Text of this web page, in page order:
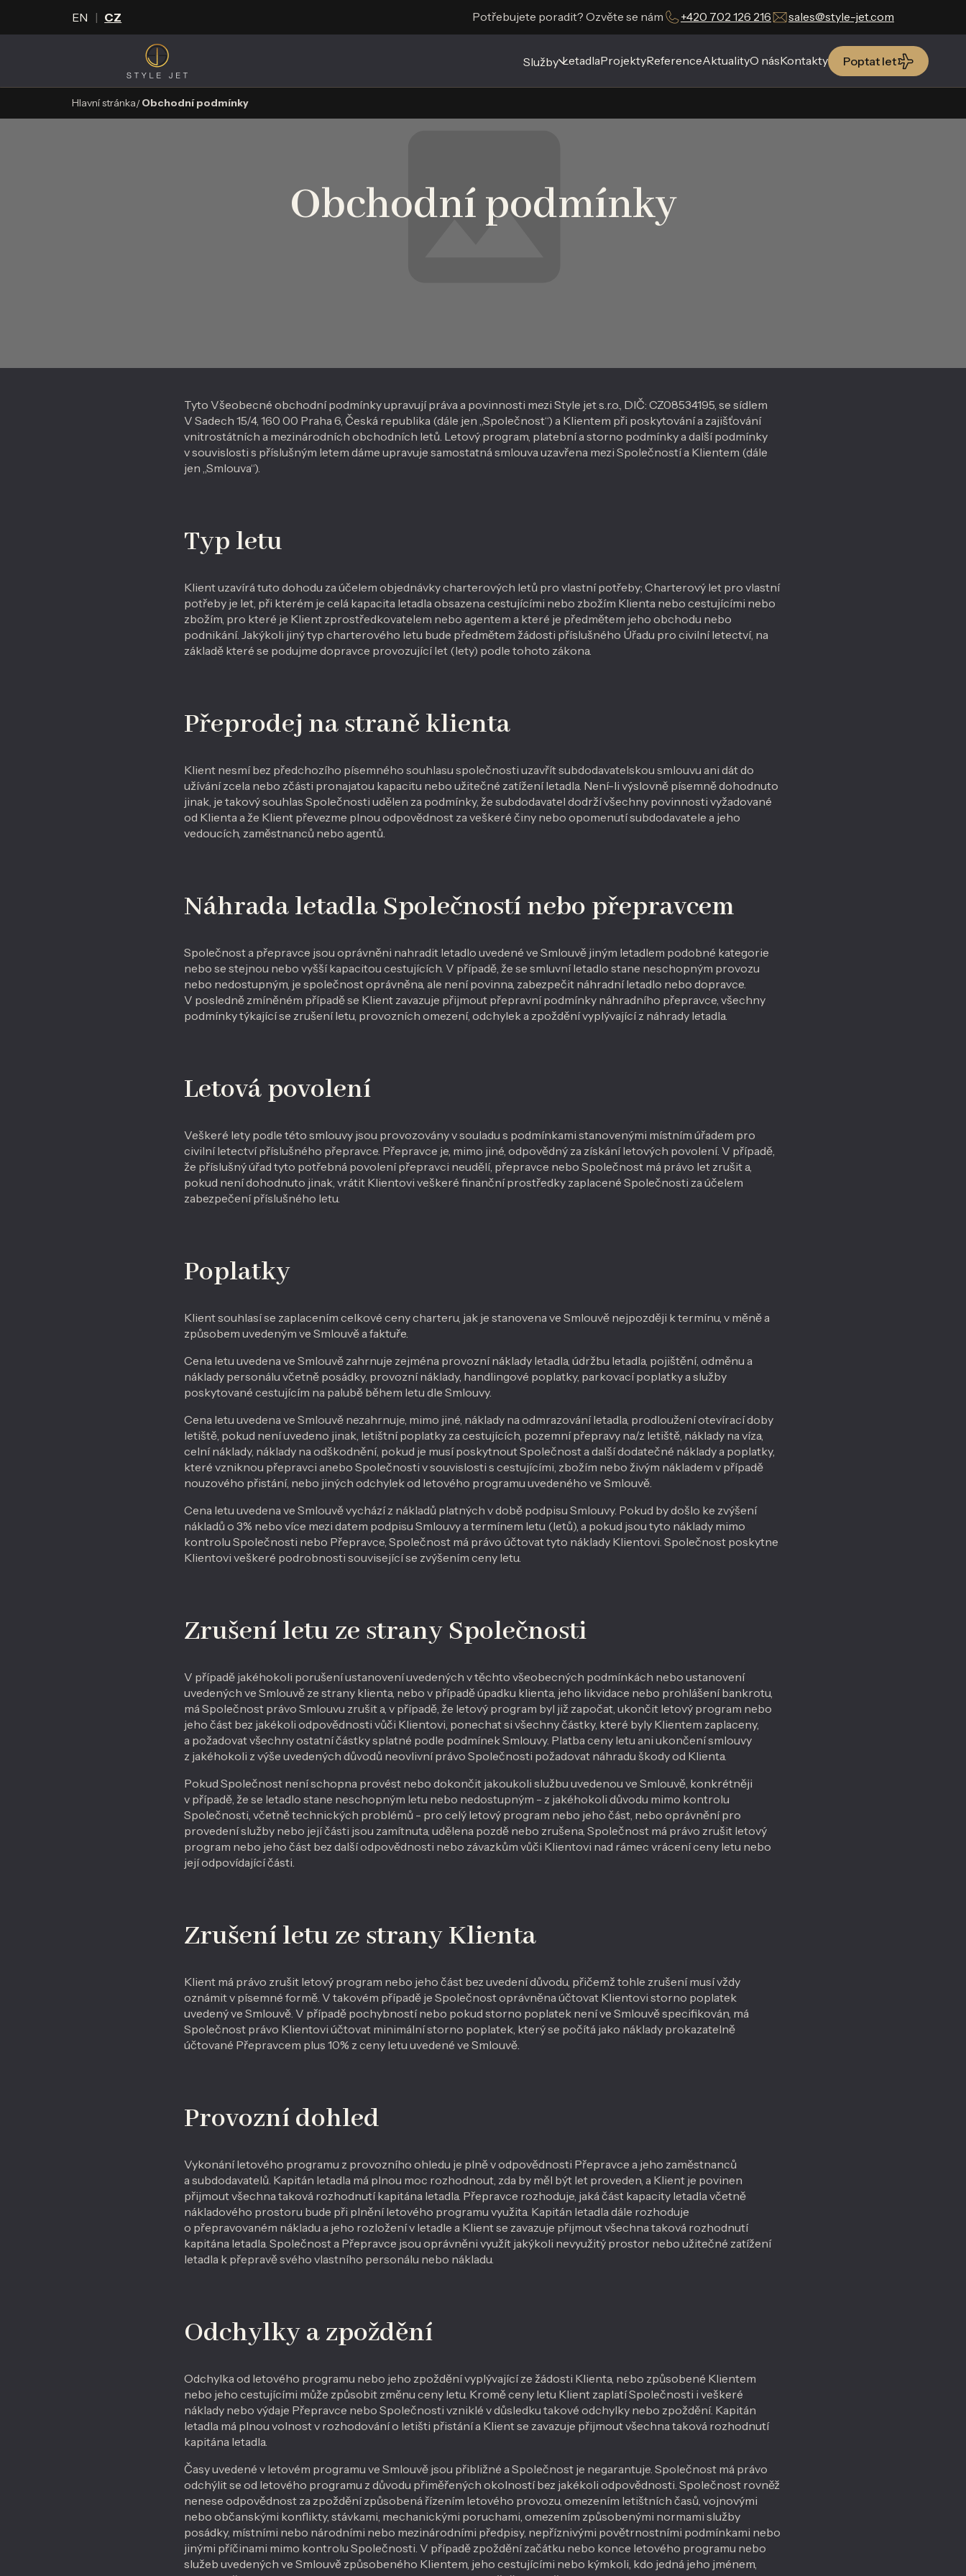
CZ
EN Potřebujete poradit? Ozvěte se nám +420 702 126 216 sales@style-jet.com
Služby LetadlaProjektyReferenceAktualityO násKontakty Poptat let
Hlavní stránka Obchodní podmínky
Obchodní podmínky
Tyto Všeobecné obchodní podmínky upravují práva a povinnosti mezi Style jet s.r.o., DIČ: CZ08534195, se sídlem
V Sadech 15/4, 160 00 Praha 6, Česká republika (dále jen „Společnost“) a Klientem při poskytování a zajišťování
vnitrostátních a mezinárodních obchodních letů. Letový program, platební a storno podmínky a další podmínky
v souvislosti s příslušným letem dáme upravuje samostatná smlouva uzavřena mezi Společností a Klientem (dále
jen „Smlouva“).
Typ letu
Klient uzavírá tuto dohodu za účelem objednávky charterových letů pro vlastní potřeby; Charterový let pro vlastní
potřeby je let, při kterém je celá kapacita letadla obsazena cestujícími nebo zbožím Klienta nebo cestujícími nebo
zbožím, pro které je Klient zprostředkovatelem nebo agentem a které je předmětem jeho obchodu nebo
podnikání. Jakýkoli jiný typ charterového letu bude předmětem žádosti příslušného Úřadu pro civilní letectví, na
základě které se podujme dopravce provozující let (lety) podle tohoto zákona.
Přeprodej na straně klienta
Klient nesmí bez předchozího písemného souhlasu společnosti uzavřít subdodavatelskou smlouvu ani dát do
užívání zcela nebo zčásti pronajatou kapacitu nebo užitečné zatížení letadla. Není-li výslovně písemně dohodnuto
jinak, je takový souhlas Společnosti udělen za podmínky, že subdodavatel dodrží všechny povinnosti vyžadované
od Klienta a že Klient převezme plnou odpovědnost za veškeré činy nebo opomenutí subdodavatele a jeho
vedoucích, zaměstnanců nebo agentů.
Náhrada letadla Společností nebo přepravcem
Společnost a přepravce jsou oprávněni nahradit letadlo uvedené ve Smlouvě jiným letadlem podobné kategorie
nebo se stejnou nebo vyšší kapacitou cestujících. V případě, že se smluvní letadlo stane neschopným provozu
nebo nedostupným, je společnost oprávněna, ale není povinna, zabezpečit náhradní letadlo nebo dopravce.
V posledně zmíněném případě se Klient zavazuje přijmout přepravní podmínky náhradního přepravce, všechny
podmínky týkající se zrušení letu, provozních omezení, odchylek a zpoždění vyplývající z náhrady letadla.
Letová povolení
Veškeré lety podle této smlouvy jsou provozovány v souladu s podmínkami stanovenými místním úřadem pro
civilní letectví příslušného přepravce. Přepravce je, mimo jiné, odpovědný za získání letových povolení. V případě,
že příslušný úřad tyto potřebná povolení přepravci neudělí, přepravce nebo Společnost má právo let zrušit a,
pokud není dohodnuto jinak, vrátit Klientovi veškeré finanční prostředky zaplacené Společnosti za účelem
zabezpečení příslušného letu.
Poplatky
Klient souhlasí se zaplacením celkové ceny charteru, jak je stanovena ve Smlouvě nejpozději k termínu, v měně a
způsobem uvedeným ve Smlouvě a faktuře.
Cena letu uvedena ve Smlouvě zahrnuje zejména provozní náklady letadla, údržbu letadla, pojištění, odměnu a
náklady personálu včetně posádky, provozní náklady, handlingové poplatky, parkovací poplatky a služby
poskytované cestujícím na palubě během letu dle Smlouvy.
Cena letu uvedena ve Smlouvě nezahrnuje, mimo jiné, náklady na odmrazování letadla, prodloužení otevírací doby
letiště, pokud není uvedeno jinak, letištní poplatky za cestujících, pozemní přepravy na/z letiště, náklady na víza,
celní náklady, náklady na odškodnění, pokud je musí poskytnout Společnost a další dodatečné náklady a poplatky,
které vzniknou přepravci anebo Společnosti v souvislosti s cestujícími, zbožím nebo živým nákladem v případě
nouzového přistání, nebo jiných odchylek od letového programu uvedeného ve Smlouvě.
Cena letu uvedena ve Smlouvě vychází z nákladů platných v době podpisu Smlouvy. Pokud by došlo ke zvýšení
nákladů o 3% nebo více mezi datem podpisu Smlouvy a termínem letu (letů), a pokud jsou tyto náklady mimo
kontrolu Společnosti nebo Přepravce, Společnost má právo účtovat tyto náklady Klientovi. Společnost poskytne
Klientovi veškeré podrobnosti související se zvýšením ceny letu.
Zrušení letu ze strany Společnosti
V případě jakéhokoli porušení ustanovení uvedených v těchto všeobecných podmínkách nebo ustanovení
uvedených ve Smlouvě ze strany klienta, nebo v případě úpadku klienta, jeho likvidace nebo prohlášení bankrotu,
má Společnost právo Smlouvu zrušit a, v případě, že letový program byl již započat, ukončit letový program nebo
jeho část bez jakékoli odpovědnosti vůči Klientovi, ponechat si všechny částky, které byly Klientem zaplaceny,
a požadovat všechny ostatní částky splatné podle podmínek Smlouvy. Platba ceny letu ani ukončení smlouvy
z jakéhokoli z výše uvedených důvodů neovlivní právo Společnosti požadovat náhradu škody od Klienta.
Pokud Společnost není schopna provést nebo dokončit jakoukoli službu uvedenou ve Smlouvě, konkrétněji
v případě, že se letadlo stane neschopným letu nebo nedostupným - z jakéhokoli důvodu mimo kontrolu
Společnosti, včetně technických problémů - pro celý letový program nebo jeho část, nebo oprávnění pro
provedení služby nebo její části jsou zamítnuta, udělena pozdě nebo zrušena, Společnost má právo zrušit letový
program nebo jeho část bez další odpovědnosti nebo závazkům vůči Klientovi nad rámec vrácení ceny letu nebo
její odpovídající části.
Zrušení letu ze strany Klienta
Klient má právo zrušit letový program nebo jeho část bez uvedení důvodu, přičemž tohle zrušení musí vždy
oznámit v písemné formě. V takovém případě je Společnost oprávněna účtovat Klientovi storno poplatek
uvedený ve Smlouvě. V případě pochybností nebo pokud storno poplatek není ve Smlouvě specifikován, má
Společnost právo Klientovi účtovat minimální storno poplatek, který se počítá jako náklady prokazatelně
účtované Přepravcem plus 10% z ceny letu uvedené ve Smlouvě.
Provozní dohled
Vykonání letového programu z provozního ohledu je plně v odpovědnosti Přepravce a jeho zaměstnanců
a subdodavatelů. Kapitán letadla má plnou moc rozhodnout, zda by měl být let proveden, a Klient je povinen
přijmout všechna taková rozhodnutí kapitána letadla. Přepravce rozhoduje, jaká část kapacity letadla včetně
nákladového prostoru bude při plnění letového programu využita. Kapitán letadla dále rozhoduje
o přepravovaném nákladu a jeho rozložení v letadle a Klient se zavazuje přijmout všechna taková rozhodnutí
kapitána letadla. Společnost a Přepravce jsou oprávněni využít jakýkoli nevyužitý prostor nebo užitečné zatížení
letadla k přepravě svého vlastního personálu nebo nákladu.
Odchylky a zpoždění
Odchylka od letového programu nebo jeho zpoždění vyplývající ze žádosti Klienta, nebo způsobené Klientem
nebo jeho cestujícími může způsobit změnu ceny letu. Kromě ceny letu Klient zaplatí Společnosti i veškeré
náklady nebo výdaje Přepravce nebo Společnosti vzniklé v důsledku takové odchylky nebo zpoždění. Kapitán
letadla má plnou volnost v rozhodování o letišti přistání a Klient se zavazuje přijmout všechna taková rozhodnutí
kapitána letadla.
Časy uvedené v letovém programu ve Smlouvě jsou přibližné a Společnost je negarantuje. Společnost má právo
odchýlit se od letového programu z důvodu přiměřených okolností bez jakékoli odpovědnosti. Společnost rovněž
nenese odpovědnost za zpoždění způsobená řízením letového provozu, omezením letištních časů, vojnovými
nebo občanskými konflikty, stávkami, mechanickými poruchami, omezením způsobenými normami služby
posádky, místními nebo národními nebo mezinárodními předpisy, nepříznivými povětrnostními podmínkami nebo
jinými příčinami mimo kontrolu Společnosti. V případě zpoždění začátku nebo konce letového programu nebo
služeb uvedených ve Smlouvě způsobeného Klientem, jeho cestujícími nebo kýmkoli, kdo jedná jeho jménem, ​​